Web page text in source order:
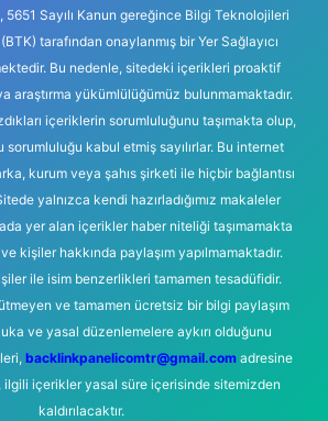
5651 Sayılı Kanun gereğince Bilgi Teknolojileri
tarafından onaylanmış bir Yer Sağlayıcı
Bu nedenle, sitedeki içerikleri proaktif
araştırma yükümlülüğümüz bulunmamaktadır.
içeriklerin sorumluluğunu taşımakta olup,
kabul etmiş sayılırlar. Bu internet
kurum veya şahıs şirketi ile hiçbir bağlantısı
yalnızca kendi hazırladığımız makaleler
yer alan içerikler haber niteliği taşımamakta
kişiler hakkında paylaşım yapılmamaktadır.
ile isim benzerlikleri tamamen tesadüfidir.
ve tamamen ücretsiz bir bilgi paylaşım
ve yasal düzenlemelere aykırı olduğunu
backlinkpanelicomtr@gmail.comadresine
ilgili içerikler yasal süre içerisinde sitemizden
kaldırılacaktır.